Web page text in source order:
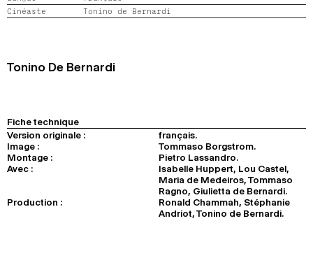
2024
2022
2020
Cinéaste
Tonino de Bernardi
Tonino De Bernardi
Fiche technique
Version originale :
français.
Image :
Tommaso Borgstrom.
Montage :
Pietro Lassandro.
Avec :
Isabelle Huppert, Lou Castel,
Maria de Medeiros, Tommaso
Ragno, Giulietta de Bernardi.
Production :
Ronald Chammah, Stéphanie
Andriot, Tonino de Bernardi.